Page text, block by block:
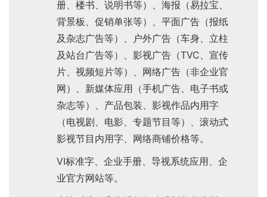
册、楼书、说明书等）、海报（易拉宝、
背景板、促销单张等）、平面广告（报纸
及杂志广告等）、户外广告（车身、立柱
及站台广告等）、影视广告（TVC、宣传
片、视频短片等）、网络广告（非企业官
网）、新媒体应用（手机广告、电子书或
杂志等）、产品包装、影视作品内用字
（电视剧、电影、专题节目等）、滚动式
影视节目内用字、网络商铺价格等。
VI标准字、企业手册、导视系统应用、企
业官方网站等。